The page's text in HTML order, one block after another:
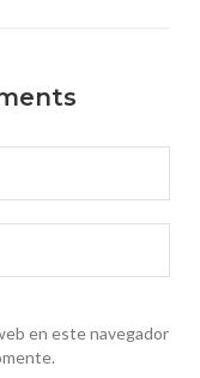
en este navegador